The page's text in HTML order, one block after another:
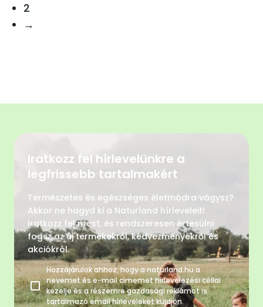
2
→
Iratkozz fel hírlevelünkre a
legfrissebb tartalmakért
Természetes és egészséges életmódra vágysz?
Akkor ne hagyd ki a Naturland hírleveleit!
Iratkozz fel most, és rendszeresen értesülni
fogsz az új termékekről, kedvezményekről és
akciókról.
Hozzájárulok ahhoz, hogy a naturland.hu a
nevemet és e-mail címemet hírlevelezési céllal
kezelje és a részemre gazdasági reklámot is
tartalmazó email hírleveleket küldjön.